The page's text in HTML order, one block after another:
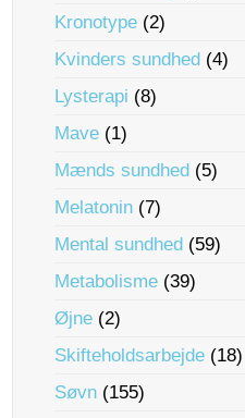
Kronotype (2)
Kvinders sundhed (4)
Lysterapi (8)
Mave (1)
Mænds sundhed (5)
Melatonin (7)
Mental sundhed (59)
Metabolisme (39)
Øjne (2)
Skifteholdsarbejde (18)
Søvn (155)